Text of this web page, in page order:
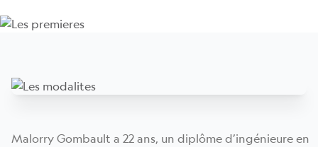
Malorry Gombault a 22 ans, un diplôme d’ingénieure en